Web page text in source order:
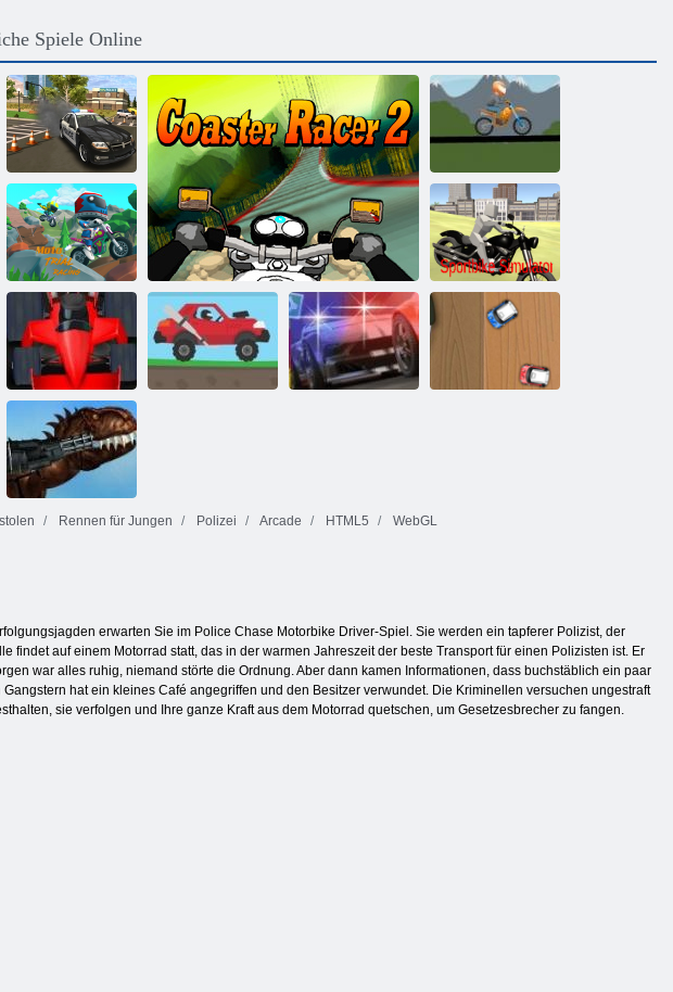
Spiele Online
Polizeiauto-
Verfolgungsjagd-
Cop-Simulator
Fahrradrennen
Moto Trial
Rennen
Formel -Fieber
Rennen für Jungen Polizei Arcade HTML5 WebGL
erwarten Sie im Police Chase Motorbike Driver-Spiel. Sie werden ein tapferer Polizist, der
findet auf einem Motorrad statt, das in der warmen Jahreszeit der beste Transport für einen Polizisten ist. Er
war alles ruhig, niemand störte die Ordnung. Aber dann kamen Informationen, dass buchstäblich ein paar
hat ein kleines Café angegriffen und den Besitzer verwundet. Die Kriminellen versuchen ungestraft
sie verfolgen und Ihre ganze Kraft aus dem Motorrad quetschen, um Gesetzesbrecher zu fangen.